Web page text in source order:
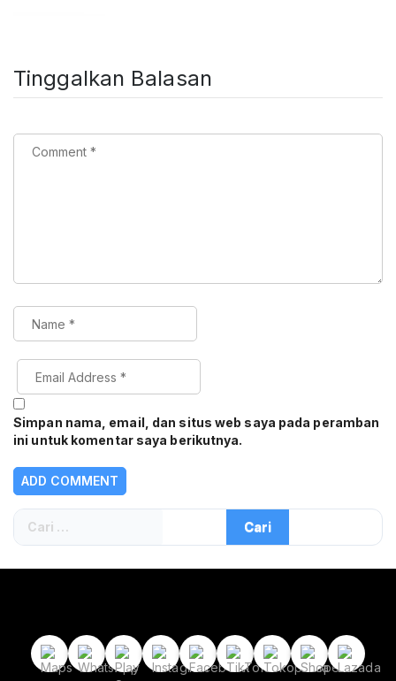
Tinggalkan Balasan
Simpan nama, email, dan situs web saya pada peramban
ini untuk komentar saya berikutnya.
Cari
untuk: